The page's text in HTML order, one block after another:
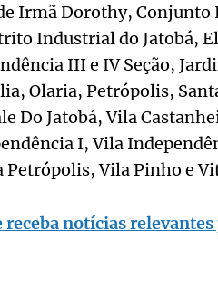
Irmã Dorothy, Conjunto
Industrial do Jatobá,
III e IV Seção,
Olaria, Petrópolis,
Do Jatobá, Vila
I, Vila
Vila Pinho e
notícias relevantes